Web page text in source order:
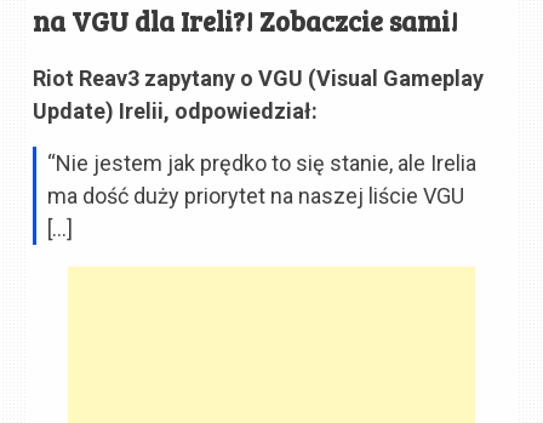
na VGU dla Ireli?! Zobaczcie sami!
Riot Reav3 zapytany o VGU (Visual Gameplay
Update) Irelii, odpowiedział:
“Nie jestem jak prędko to się stanie, ale Irelia
ma dość duży priorytet na naszej liście VGU
[…]